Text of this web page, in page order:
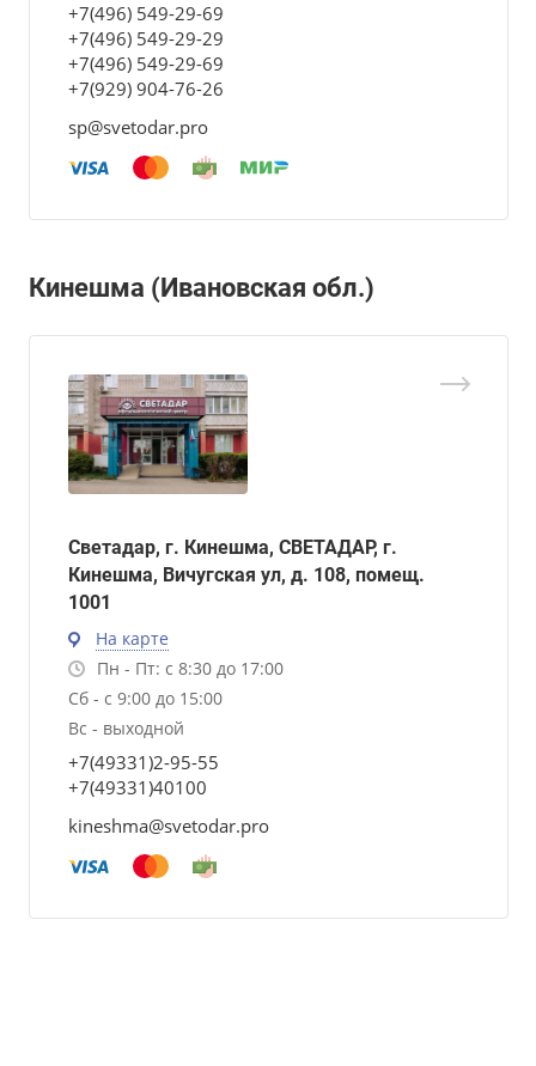
+7(496) 549-29-69
+7(496) 549-29-29
+7(496) 549-29-69
+7(929) 904-76-26
sp@svetodar.pro
Кинешма (Ивановская обл.)
Светадар, г. Кинешма, СВЕТАДАР, г.
Кинешма, Вичугская ул, д. 108, помещ.
1001
На карте
Пн - Пт: с 8:30 до 17:00
Сб - с 9:00 до 15:00
Вс - выходной
+7(49331)2-95-55
+7(49331)40100
kineshma@svetodar.pro